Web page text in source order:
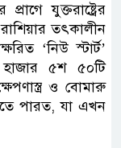
যুক্তরাষ্ট্রের
তৎকালীন
‘নিউ স্টার্ট’
৫শ ৫০টি
ও বোমারু
পারত, যা এখন